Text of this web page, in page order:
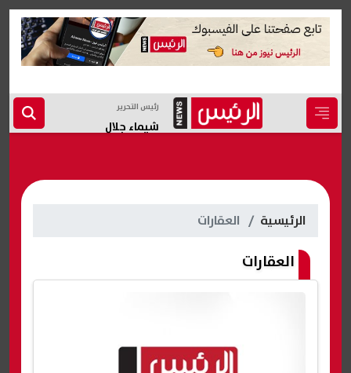
رئيس التحرير
شيماء جلال
الرئيسية العقارات
العقارات